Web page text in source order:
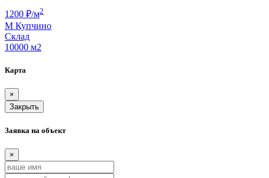
1200 ₽/м2
М Купчино
Склад
10000 м2
Карта
×
Закрыть
Заявка на объект
×